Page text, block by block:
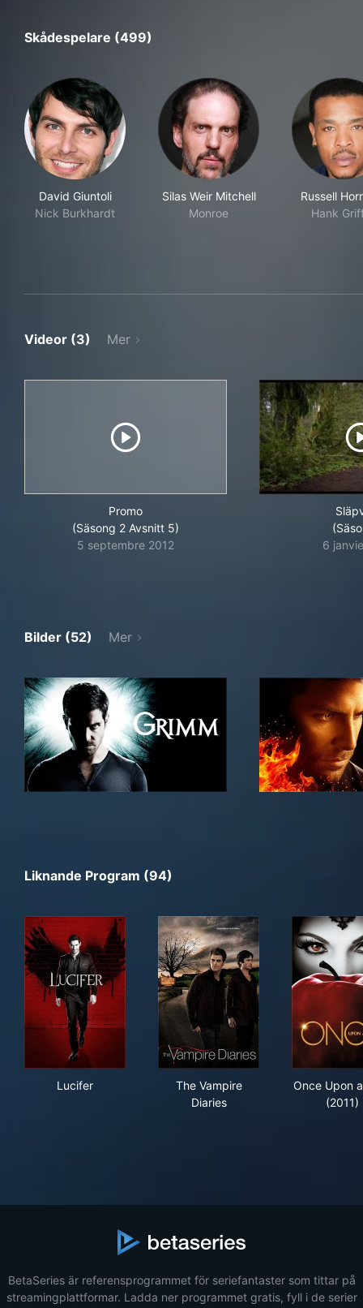
Skådespelare (499)
David Giuntoli
Nick Burkhardt
Silas Weir Mitchell
Monroe
Russell
Hank
Videor (3) Mer
Promo
(Säsong 2 Avsnitt 5)
5 septembre 2012
6
Bilder (52) Mer
Liknande Program (94)
Lucifer
The Vampire
Diaries
Once Upon
(2011)
BetaSeries är referensprogrammet för seriefantaster som tittar på
streamingplattformar. Ladda ner programmet gratis, fyll i de serier